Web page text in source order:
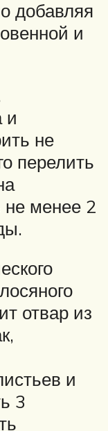
добавляя
и
и
не
перелить
не менее 2
отвар из
и
3